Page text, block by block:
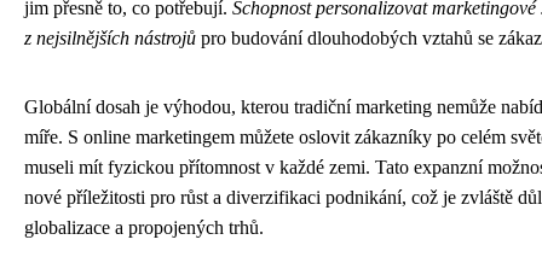
jim přesně to, co potřebují. Schopnost personalizovat
z nejsilnějších nástrojů pro budování dlouhodobých vztahů se
Globální dosah je výhodou, kterou tradiční marketing nemůže
míře. S online marketingem můžete oslovit zákazníky po celém
museli mít fyzickou přítomnost v každé zemi. Tato expanzní
nové příležitosti pro růst a diverzifikaci podnikání, což je zvláště
globalizace a propojených trhů.